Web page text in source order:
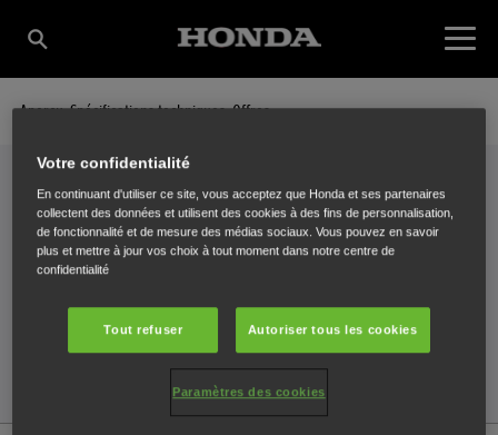
Aperçu Spécifications techniques Offres
Spécifications techniques
VOTRE MOTOPOMPE EN DÉTAIL
Sélectionnez une motopompe pour afficher ses caractéristiques.
Votre confidentialité
En continuant d'utiliser ce site, vous acceptez que Honda et ses partenaires
collectent des données et utilisent des cookies à des fins de personnalisation,
de fonctionnalité et de mesure des médias sociaux. Vous pouvez en savoir
plus et mettre à jour vos choix à tout moment dans notre centre de
confidentialité
Tout refuser Autoriser tous les cookies
Paramètres des cookies